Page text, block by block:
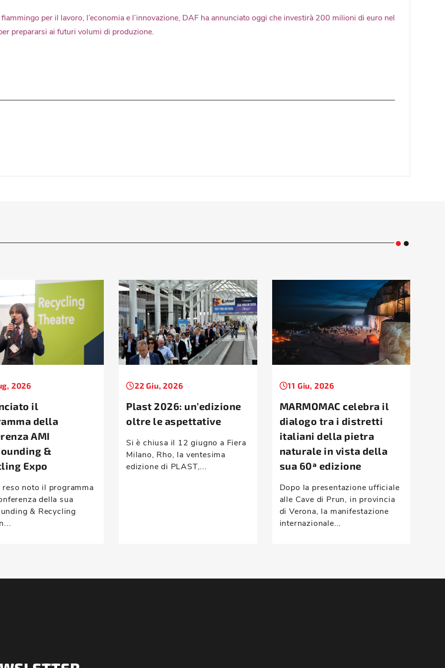
per il lavoro, l’economia e l’innovazione, DAF ha annunciato oggi che investirà 200 milioni di euro nel
prepararsi ai futuri volumi di produzione.
2026
il
della
AMI
&
Expo
reso noto il programma
della sua
& Recycling
22 Giu, 2026
Plast 2026: un’edizione
oltre le aspettative
Si è chiusa il 12 giugno a Fiera
Milano, Rho, la ventesima
edizione di PLAST,...
11 Giu, 2026
MARMOMAC celebra il
dialogo tra i distretti
italiani della pietra
naturale in vista della
sua 60ª edizione
Dopo la presentazione ufficiale
alle Cave di Prun, in provincia
di Verona, la manifestazione
internazionale...